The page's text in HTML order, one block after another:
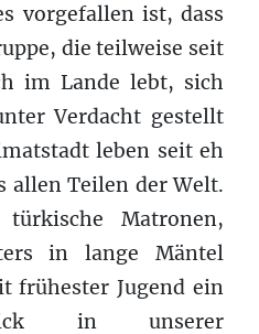
vorgefallen ist, dass
die teilweise seit
im Lande lebt, sich
Verdacht gestellt
leben seit eh
allen Teilen der Welt.
Matronen,
in lange Mäntel
frühester Jugend ein
in unserer